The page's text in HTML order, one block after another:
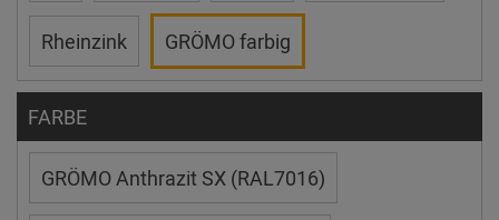
Rheinzink GRÖMO farbig
FARBE
GRÖMO Anthrazit SX (RAL7016)